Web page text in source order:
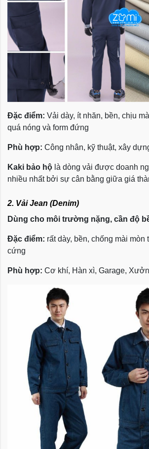
Đặc điểm: Vải dày, ít nhăn, bền, chịu
quá nóng và form đứng
Phù hợp: Công nhân, kỹ thuật, xây
Kaki bảo hộ là dòng vải được doanh
nhiều nhất bởi sự cân bằng giữa giá
2. Vải Jean (Denim)
Dùng cho môi trường nặng, cần độ
Đặc điểm: rất dày, bền, chống mài mòn
cứng
Phù hợp: Cơ khí, Hàn xì, Garage,